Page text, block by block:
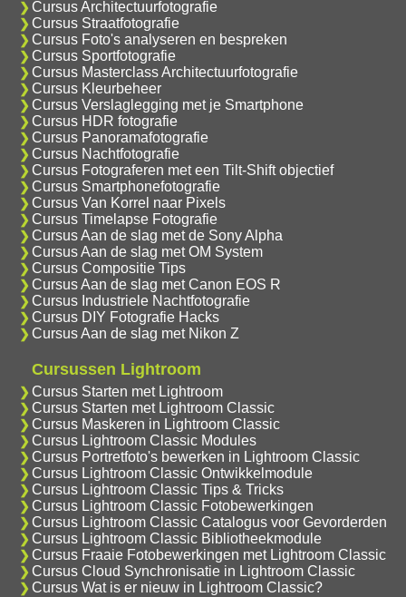
Cursus Architectuurfotografie
Cursus Straatfotografie
Cursus Foto's analyseren en bespreken
Cursus Sportfotografie
Cursus Masterclass Architectuurfotografie
Cursus Kleurbeheer
Cursus Verslaglegging met je Smartphone
Cursus HDR fotografie
Cursus Panoramafotografie
Cursus Nachtfotografie
Cursus Fotograferen met een Tilt-Shift objectief
Cursus Smartphonefotografie
Cursus Van Korrel naar Pixels
Cursus Timelapse Fotografie
Cursus Aan de slag met de Sony Alpha
Cursus Aan de slag met OM System
Cursus Compositie Tips
Cursus Aan de slag met Canon EOS R
Cursus Industriele Nachtfotografie
Cursus DIY Fotografie Hacks
Cursus Aan de slag met Nikon Z
Cursussen Lightroom
Cursus Starten met Lightroom
Cursus Starten met Lightroom Classic
Cursus Maskeren in Lightroom Classic
Cursus Lightroom Classic Modules
Cursus Portretfoto's bewerken in Lightroom Classic
Cursus Lightroom Classic Ontwikkelmodule
Cursus Lightroom Classic Tips & Tricks
Cursus Lightroom Classic Fotobewerkingen
Cursus Lightroom Classic Catalogus voor Gevorderden
Cursus Lightroom Classic Bibliotheekmodule
Cursus Fraaie Fotobewerkingen met Lightroom Classic
Cursus Cloud Synchronisatie in Lightroom Classic
Cursus Wat is er nieuw in Lightroom Classic?